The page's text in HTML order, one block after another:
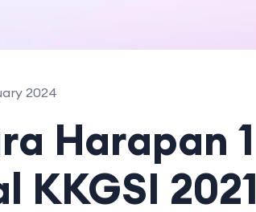
2024
Harapan 1
KKGSI 2021